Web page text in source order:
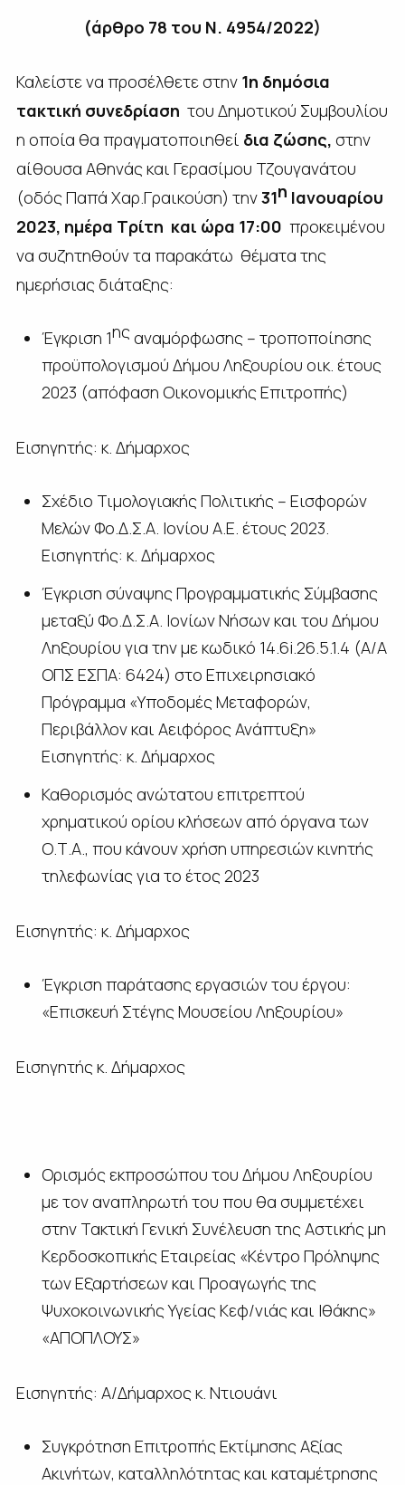
(άρθρο 78 του Ν. 4954/2022)
Καλείστε να προσέλθετε στην 1η δημόσια
τακτική συνεδρίαση του Δημοτικού Συμβουλίου
η οποία θα πραγματοποιηθεί δια ζώσης, στην
αίθουσα Αθηνάς και Γερασίμου Τζουγανάτου
(οδός Παπά Χαρ.Γραικούση) την31η Ιανουαρίου
2023, ημέρα Τρίτη και ώρα 17:00 προκειμένου
να συζητηθούν τα παρακάτω θέματα της
ημερήσιας διάταξης:
Έγκριση 1ηςαναμόρφωσης – τροποποίησης
προϋπολογισμού Δήμου Ληξουρίου οικ. έτους
2023 (απόφαση Οικονομικής Επιτροπής)
Εισηγητής: κ. Δήμαρχος
Σχέδιο Τιμολογιακής Πολιτικής – Εισφορών
Μελών Φο.Δ.Σ.Α. Ιονίου Α.Ε. έτους 2023.
Εισηγητής: κ. Δήμαρχος
Έγκριση σύναψης Προγραμματικής Σύμβασης
μεταξύ Φο.Δ.Σ.Α. Ιονίων Νήσων και του Δήμου
Ληξουρίου για την με κωδικό 14.6i.26.5.1.4 (Α/Α
ΟΠΣ ΕΣΠΑ: 6424) στο Επιχειρησιακό
Πρόγραμμα «Υποδομές Μεταφορών,
Περιβάλλον και Αειφόρος Ανάπτυξη»
Εισηγητής: κ. Δήμαρχος
Καθορισμός ανώτατου επιτρεπτού
χρηματικού ορίου κλήσεων από όργανα των
Ο.Τ.Α., που κάνουν χρήση υπηρεσιών κινητής
τηλεφωνίας για το έτος 2023
Εισηγητής: κ. Δήμαρχος
Έγκριση παράτασης εργασιών του έργου:
«Επισκευή Στέγης Μουσείου Ληξουρίου»
Εισηγητής κ. Δήμαρχος
Ορισμός εκπροσώπου του Δήμου Ληξουρίου
με τον αναπληρωτή του που θα συμμετέχει
στην Τακτική Γενική Συνέλευση της Αστικής μη
Κερδοσκοπικής Εταιρείας «Κέντρο Πρόληψης
των Εξαρτήσεων και Προαγωγής της
Ψυχοκοινωνικής Υγείας Κεφ/νιάς και Ιθάκης»
«ΑΠΟΠΛΟΥΣ»
Εισηγητής: Α/Δήμαρχος κ. Ντιουάνι
Συγκρότηση Επιτροπής Εκτίμησης Αξίας
Ακινήτων, καταλληλότητας και καταμέτρησης